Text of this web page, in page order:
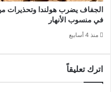
الجفاف يضرب هولندا وتحذيرات
في منسوب الأنهار
منذ 4 أسابيع
اترك تعليقاً